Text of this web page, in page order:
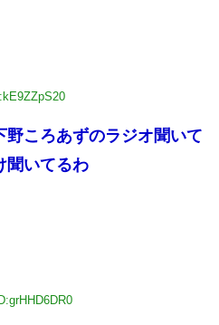
野ころあずのラジオ聞いて
聞いてるわ